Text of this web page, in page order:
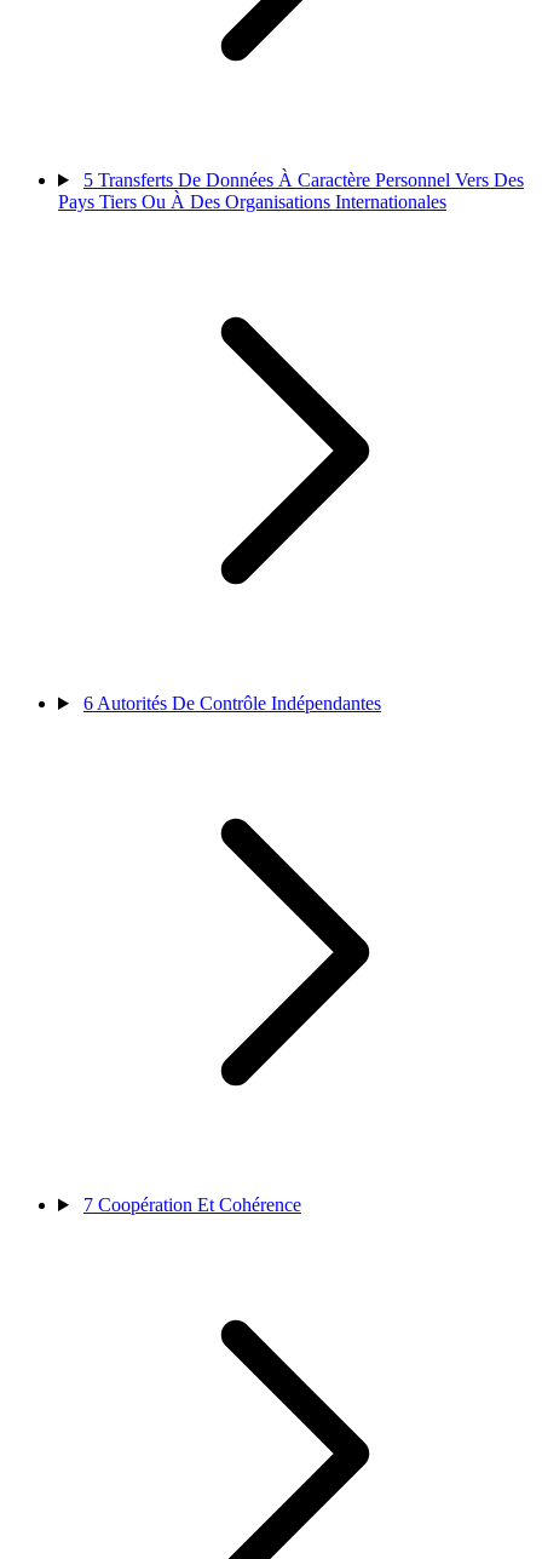
5 Transferts De Données À Caractère Personnel Vers Des
Pays Tiers Ou À Des Organisations Internationales
6 Autorités De Contrôle Indépendantes
7 Coopération Et Cohérence